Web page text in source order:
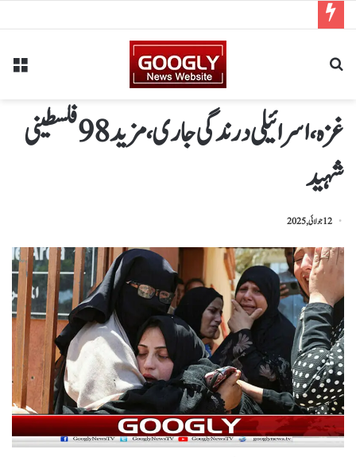
غزہ،اسرائیلی درندگی جاری،مزید98فلسطینی
شہید
12 جولائی, 2025